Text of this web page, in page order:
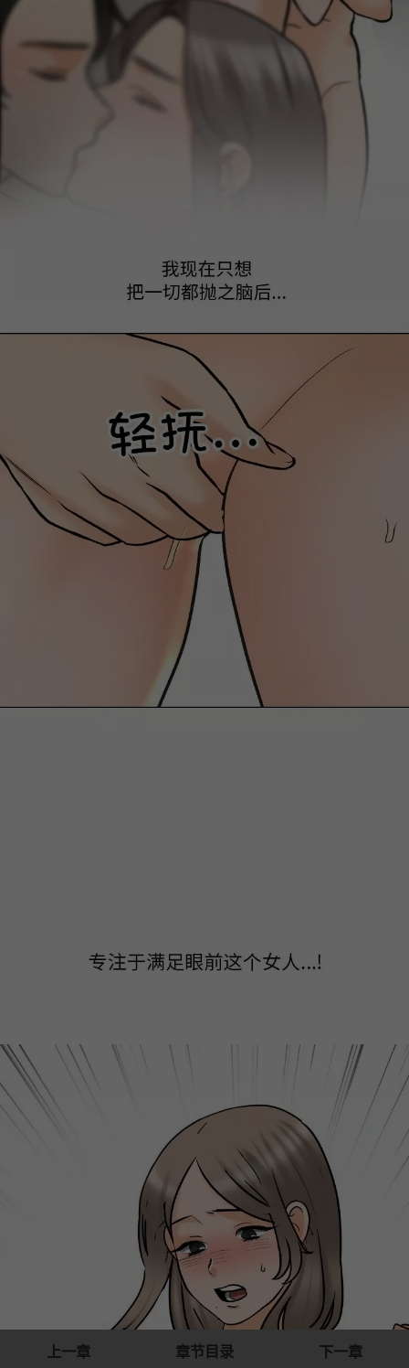
上一章 章节目录 下一章